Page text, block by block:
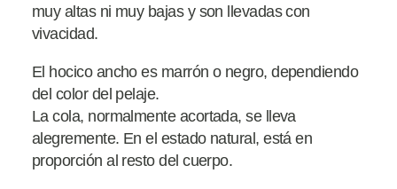
muy altas ni muy bajas y son llevadas con
vivacidad.
El hocico ancho es marrón o negro, dependiendo
del color del pelaje.
La cola, normalmente acortada, se lleva
alegremente. En el estado natural, está en
proporción al resto del cuerpo.